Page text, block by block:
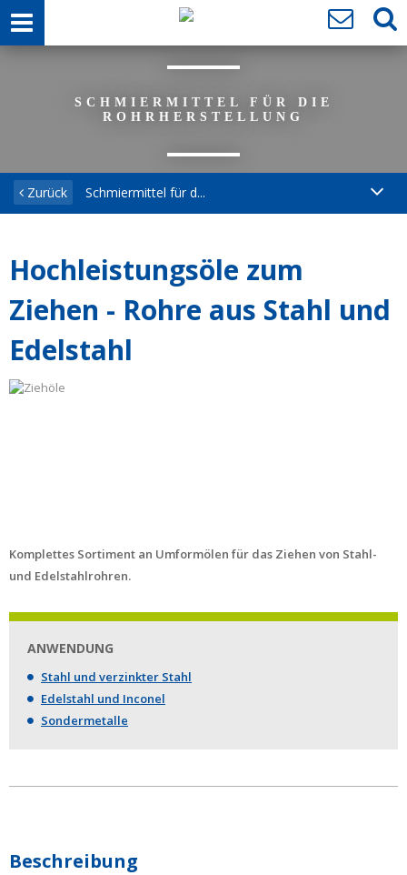
SCHMIERMITTEL FÜR DIE
ROHRHERSTELLUNG
Zurück Schmiermittel für d...
Hochleistungsöle zum
Ziehen - Rohre aus Stahl und
Edelstahl
Komplettes Sortiment an Umformölen für das Ziehen von Stahl-
und Edelstahlrohren.
ANWENDUNG
Stahl und verzinkter Stahl
Edelstahl und Inconel
Sondermetalle
Beschreibung